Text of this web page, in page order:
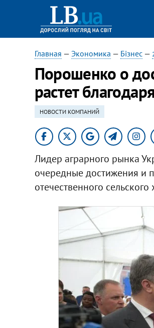
Главная — Экономика — Бізнес—
Порошенко о
растет
НОВОСТИ КОМПАНИЙ
Лидер аграрного рынка
очередные достижения и
отечественного сельского